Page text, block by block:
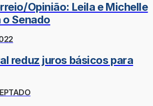
Opinião: Leila e Michelle
Senado
reduz juros básicos para